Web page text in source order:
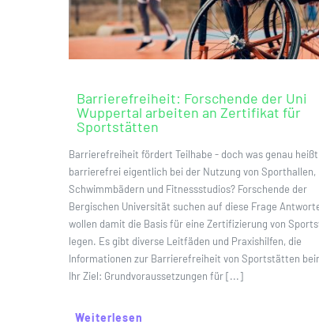
Barrierefreiheit: Forschende der Uni
Wuppertal arbeiten an Zertifikat für
Sportstätten
Barrierefreiheit fördert Teilhabe - doch was genau heißt
barrierefrei eigentlich bei der Nutzung von Sporthallen,
Schwimmbädern und Fitnessstudios? Forschende der
Bergischen Universität suchen auf diese Frage
wollen damit die Basis für eine Zertifizierung von
legen. Es gibt diverse Leitfäden und Praxishilfen, die
Informationen zur Barrierefreiheit von Sportstätten
Ihr Ziel: Grundvoraussetzungen für [...]
Weiterlesen